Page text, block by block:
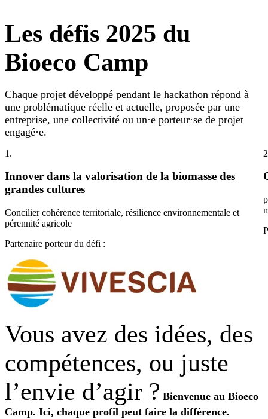
Les défis 2025 du
Bioeco Camp
Chaque projet développé pendant le hackathon répond à
une problématique réelle et actuelle, proposée par une
entreprise, une collectivité ou un·e porteur·se de projet
engagé·e.
1.
Innover dans la valorisation de la biomasse des
grandes cultures
Concilier cohérence territoriale, résilience environnementale et
pérennité agricole
Partenaire porteur du défi :
Vous avez des idées, des
compétences, ou juste
l’envie d’agir ? Bienvenue au Bioeco
Camp. Ici, chaque profil peut faire la différence.